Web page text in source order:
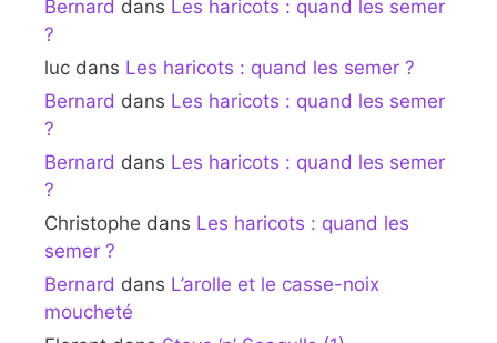
Bernard dans Les haricots : quand les semer
?
luc dans Les haricots : quand les semer ?
Bernard dans Les haricots : quand les semer
?
Bernard dans Les haricots : quand les semer
?
Christophe dans Les haricots : quand les
semer ?
Bernard dans L’arolle et le casse-noix
moucheté